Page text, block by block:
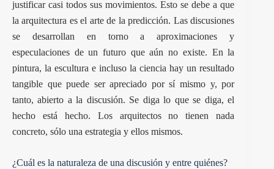
justificar casi todos sus movimientos. Esto se debe a que
la arquitectura es el arte de la predicción. Las discusiones
se desarrollan en torno a aproximaciones y
especulaciones de un futuro que aún no existe. En la
pintura, la escultura e incluso la ciencia hay un resultado
tangible que puede ser apreciado por sí mismo y, por
tanto, abierto a la discusión. Se diga lo que se diga, el
hecho está hecho. Los arquitectos no tienen nada
concreto, sólo una estrategia y ellos mismos.
¿Cuál es la naturaleza de una discusión y entre quiénes?